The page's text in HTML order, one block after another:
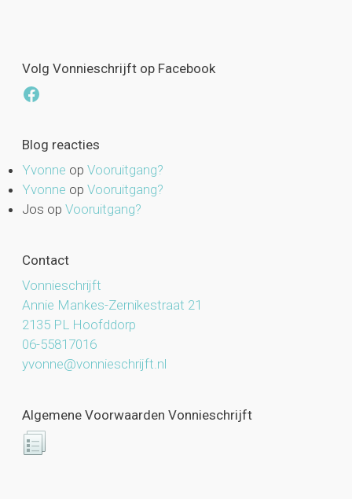
Volg Vonnieschrijft op Facebook
Facebook
Blog reacties
Yvonne op Vooruitgang?
Yvonne op Vooruitgang?
Jos op Vooruitgang?
Contact
Vonnieschrijft
Annie Mankes-Zernikestraat 21
2135 PL Hoofddorp
06-55817016
yvonne@vonnieschrijft.nl
Algemene Voorwaarden Vonnieschrijft